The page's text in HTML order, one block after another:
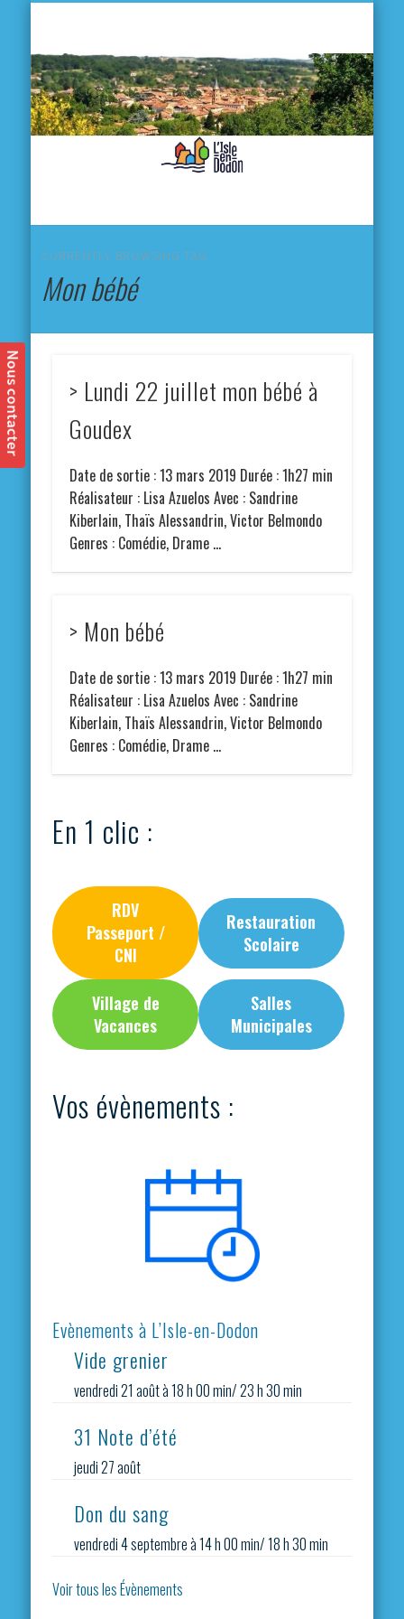
CURRENTLY BROWSING TAG
Mon bébé
> Lundi 22 juillet mon bébé à
Goudex
Date de sortie : 13 mars 2019 Durée : 1h27 min
Réalisateur : Lisa Azuelos Avec : Sandrine
Kiberlain, Thaïs Alessandrin, Victor Belmondo
Genres : Comédie, Drame …
> Mon bébé
Date de sortie : 13 mars 2019 Durée : 1h27 min
Réalisateur : Lisa Azuelos Avec : Sandrine
Kiberlain, Thaïs Alessandrin, Victor Belmondo
Genres : Comédie, Drame …
En 1 clic :
RDV
Passeport /
CNI
Restauration
Scolaire
Village de
Vacances
Salles
Municipales
Vos évènements :
Evènements à L’Isle-en-Dodon
Vide grenier
vendredi 21 août à 18 h 00 min/23 h 30 min
31 Note d’été
jeudi 27 août
Don du sang
vendredi 4 septembre à 14 h 00 min/18 h 30 min
Voir tous les Évènements